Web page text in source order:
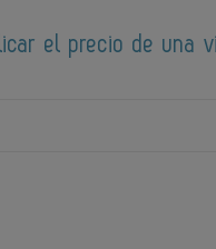
el precio de una